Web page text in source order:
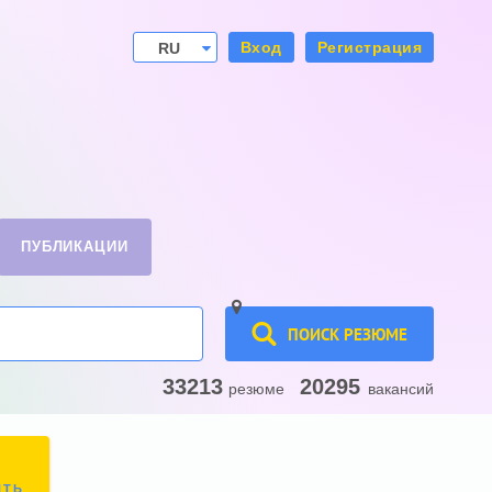
RU
Вход Регистрация
ПУБЛИКАЦИИ
ПОИСК РЕЗЮМЕ
33213 резюме 20295 вакансий